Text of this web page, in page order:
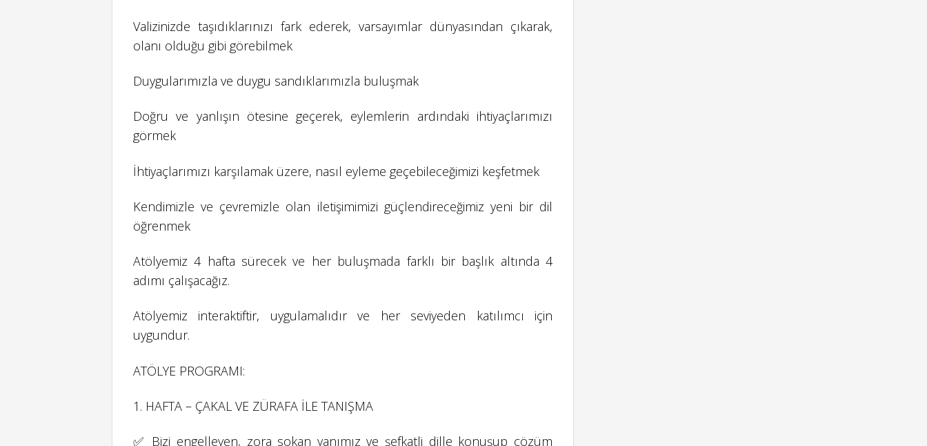
Valizinizde taşıdıklarınızı fark ederek, varsayımlar dünyasından çıkarak,
olanı olduğu gibi görebilmek
Duygularımızla ve duygu sandıklarımızla buluşmak
Doğru ve yanlışın ötesine geçerek, eylemlerin ardındaki ihtiyaçlarımızı
görmek
İhtiyaçlarımızı karşılamak üzere, nasıl eyleme geçebileceğimizi keşfetmek
Kendimizle ve çevremizle olan iletişimimizi güçlendireceğimiz yeni bir dil
öğrenmek
Atölyemiz 4 hafta sürecek ve her buluşmada farklı bir başlık altında 4
adımı çalışacağız.
Atölyemiz interaktiftir, uygulamalıdır ve her seviyeden katılımcı için
uygundur.
ATÖLYE PROGRAMI:
1. HAFTA – ÇAKAL VE ZÜRAFA İLE TANIŞMA
✅ Bizi engelleyen, zora sokan yanımız ve şefkatli dille konuşup çözüm